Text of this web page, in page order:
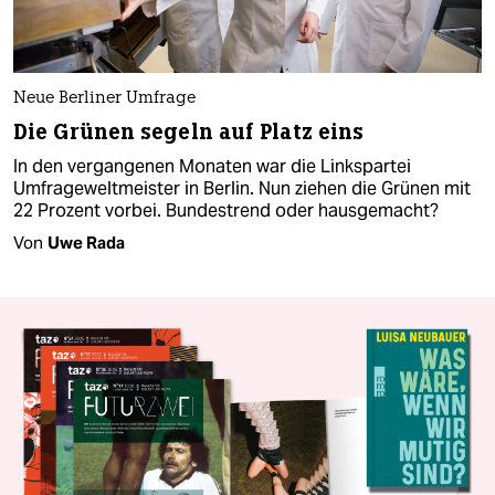
Neue Berliner Umfrage
Die Grünen segeln auf Platz eins
In den vergangenen Monaten war die Linkspartei
Umfrageweltmeister in Berlin. Nun ziehen die Grünen mit
22 Prozent vorbei. Bundestrend oder hausgemacht?
Von Uwe Rada